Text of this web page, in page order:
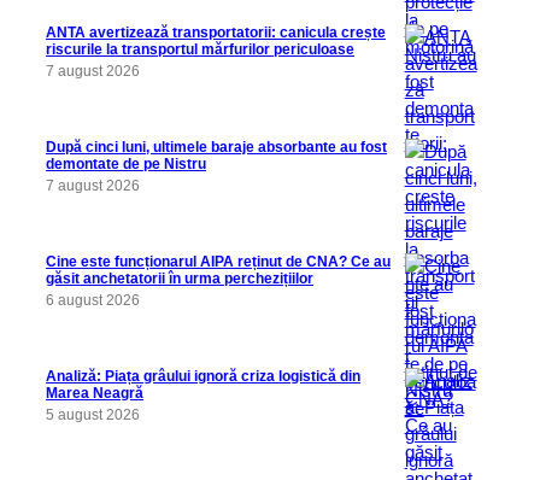
ANTA avertizează transportatorii: canicula crește
riscurile la transportul mărfurilor periculoase
7 august 2026
După cinci luni, ultimele baraje absorbante au fost
demontate de pe Nistru
7 august 2026
Cine este funcționarul AIPA reținut de CNA? Ce au
găsit anchetatorii în urma perchezițiilor
6 august 2026
Analiză: Piața grâului ignoră criza logistică din
Marea Neagră
5 august 2026